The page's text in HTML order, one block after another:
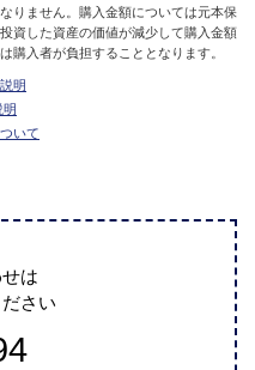
りません。購入金額については元本保
資した資産の価値が減少して購入金額
購入者が負担することとなります。
明
明
いて
は
さい